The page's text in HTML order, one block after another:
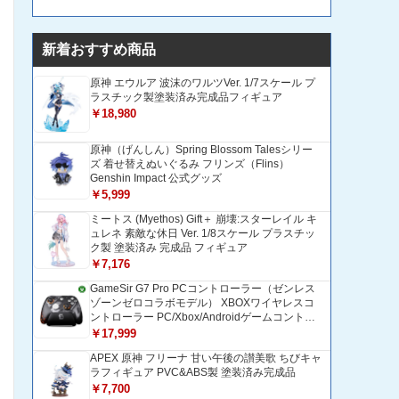
新着おすすめ商品
原神 エウルア 波沫のワルツVer. 1/7スケール プ
ラスチック製塗装済み完成品フィギュア
￥18,980
原神（げんしん）Spring Blossom Talesシリー
ズ 着せ替えぬいぐるみ フリンズ（Flins）
Genshin Impact 公式グッズ
￥5,999
ミートス (Myethos) Gift＋ 崩壊:スターレイル キ
ュレネ 素敵な休日 Ver. 1/8スケール プラスチッ
ク製 塗装済み 完成品 フィギュア
￥7,176
GameSir G7 Pro PCコントローラー（ゼンレス
ゾーンゼロコラボモデル） XBOXワイヤレスコ
ントローラー PC/Xbox/Androidゲームコントロ
ーラー 1200mAH大容量バッテリー TMRホール
コントローラー 追加ボタン＆トリガー/グリップ
振動モーター搭載 トリガーストップ＆背面ボタ
ンロック付きゲームパッド 光学式マイクロスイ
￥17,999
APEX 原神 フリーナ 甘い午後の讃美歌 ちびキャ
ラフィギュア PVC&ABS製 塗装済み完成品
￥7,700